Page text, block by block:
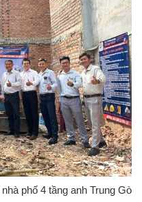
phố 4 tầng anh Trung Gò